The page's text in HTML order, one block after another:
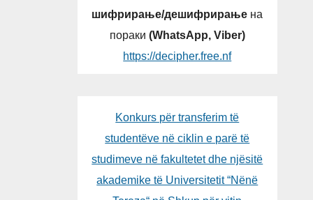
шифрирање/дешифрирање на
пораки (WhatsApp, Viber)
https://decipher.free.nf
Konkurs për transferim të
studentëve në ciklin e parë të
studimeve në fakultetet dhe njësitë
akademike të Universitetit “Nënë